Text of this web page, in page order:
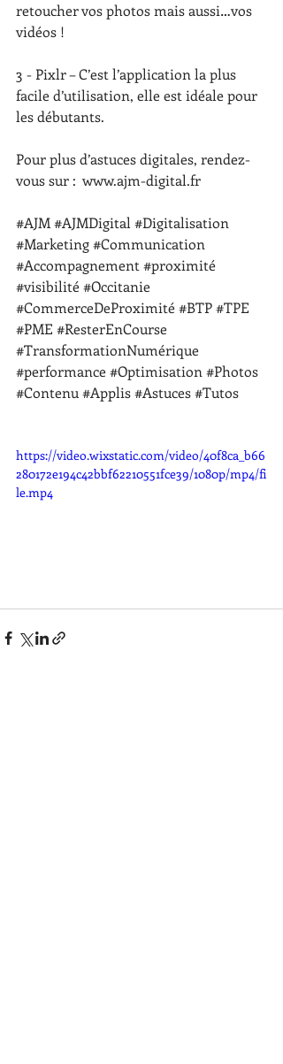
retoucher vos photos mais aussi…vos
vidéos !
3 - Pixlr – C’est l’application la plus
facile d’utilisation, elle est idéale pour
les débutants.
Pour plus d’astuces digitales, rendez-
vous sur :  www.ajm-digital.fr
#AJM#AJMDigital #Digitalisation
#Marketing#Communication
#Accompagnement #proximité
#visibilité#Occitanie
#CommerceDeProximité#BTP#TPE
#PME #ResterEnCourse
#TransformationNumérique
#performance#Optimisation #Photos
#Contenu #Applis#Astuces#Tutos
https://video.wixstatic.com/video/40f8ca_b66
280172e194c42bbf62210551fce39/1080p/mp4/fi
le.mp4